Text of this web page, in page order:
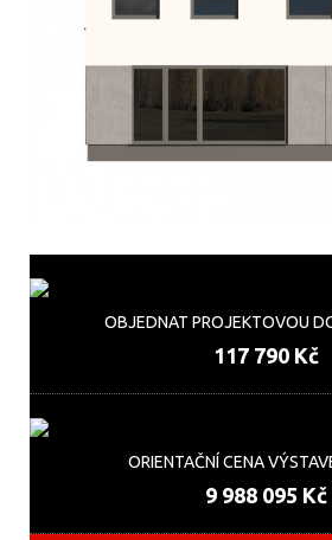
OBJEDNAT PROJEKTOVOU
117 790 Kč
ORIENTAČNÍ CENA
9 988 095 Kč